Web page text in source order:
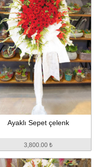
Ayaklı Sepet çelenk
3,800.00 ₺